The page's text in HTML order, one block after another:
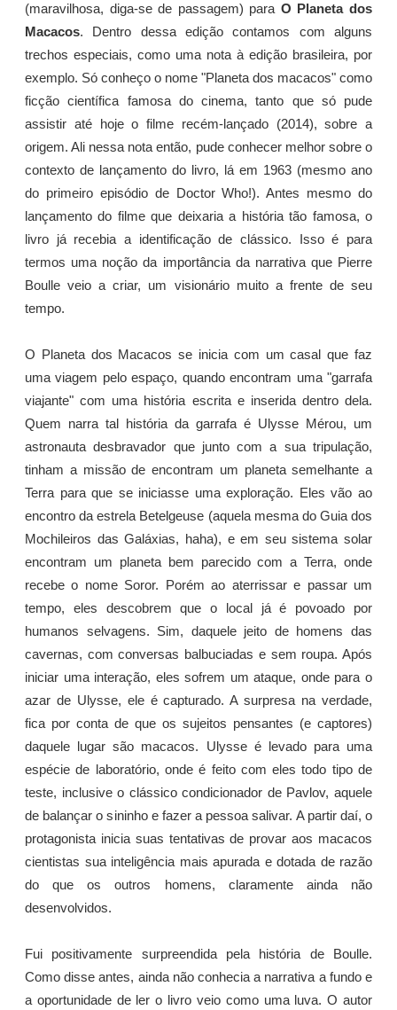
(maravilhosa, diga-se de passagem) para O Planeta dos
Macacos. Dentro dessa edição contamos com alguns
trechos especiais, como uma nota à edição brasileira, por
exemplo. Só conheço o nome "Planeta dos macacos" como
ficção científica famosa do cinema, tanto que só pude
assistir até hoje o filme recém-lançado (2014), sobre a
origem. Ali nessa nota então, pude conhecer melhor sobre o
contexto de lançamento do livro, lá em 1963 (mesmo ano
do primeiro episódio de Doctor Who!). Antes mesmo do
lançamento do filme que deixaria a história tão famosa, o
livro já recebia a identificação de clássico. Isso é para
termos uma noção da importância da narrativa que Pierre
Boulle veio a criar, um visionário muito a frente de seu
tempo.
O Planeta dos Macacos se inicia com um casal que faz
uma viagem pelo espaço, quando encontram uma "garrafa
viajante" com uma história escrita e inserida dentro dela.
Quem narra tal história da garrafa é Ulysse Mérou, um
astronauta desbravador que junto com a sua tripulação,
tinham a missão de encontram um planeta semelhante a
Terra para que se iniciasse uma exploração. Eles vão ao
encontro da estrela Betelgeuse (aquela mesma do Guia dos
Mochileiros das Galáxias, haha), e em seu sistema solar
encontram um planeta bem parecido com a Terra, onde
recebe o nome Soror. Porém ao aterrissar e passar um
tempo, eles descobrem que o local já é povoado por
humanos selvagens. Sim, daquele jeito de homens das
cavernas, com conversas balbuciadas e sem roupa. Após
iniciar uma interação, eles sofrem um ataque, onde para o
azar de Ulysse, ele é capturado. A surpresa na verdade,
fica por conta de que os sujeitos pensantes (e captores)
daquele lugar são macacos. Ulysse é levado para uma
espécie de laboratório, onde é feito com eles todo tipo de
teste, inclusive o clássico condicionador de Pavlov, aquele
de balançar o sininho e fazer a pessoa salivar. A partir daí, o
protagonista inicia suas tentativas de provar aos macacos
cientistas sua inteligência mais apurada e dotada de razão
do que os outros homens, claramente ainda não
desenvolvidos.
Fui positivamente surpreendida pela história de Boulle.
Como disse antes, ainda não conhecia a narrativa a fundo e
a oportunidade de ler o livro veio como uma luva. O autor